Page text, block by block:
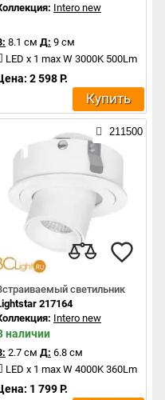
Intero new
8.1 см Д: 9 см
LED x 1 max W 3000K 500Lm
2 598 Р.
Купить
211500
светильник
217164
Intero new
наличии
2.7 см Д: 6.8 см
LED x 1 max W 4000K 360Lm
1 799 Р.